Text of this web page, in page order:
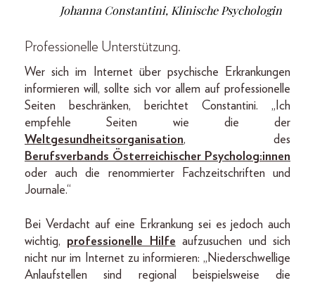
Johanna Constantini, Klinische Psychologin
Professionelle Unterstützung.
Wer sich im Internet über psychische Erkrankungen
informieren will, sollte sich vor allem auf professionelle
Seiten beschränken, berichtet Constantini. „Ich
empfehle Seiten wie die der
Weltgesundheitsorganisation, des
Berufsverbands Österreichischer Psycholog:innen
oder auch die renommierter Fachzeitschriften und
Journale.“
Bei Verdacht auf eine Erkrankung sei es jedoch auch
wichtig, professionelle Hilfe aufzusuchen und sich
nicht nur im Internet zu informieren: „Niederschwellige
Anlaufstellen sind regional beispielsweise die